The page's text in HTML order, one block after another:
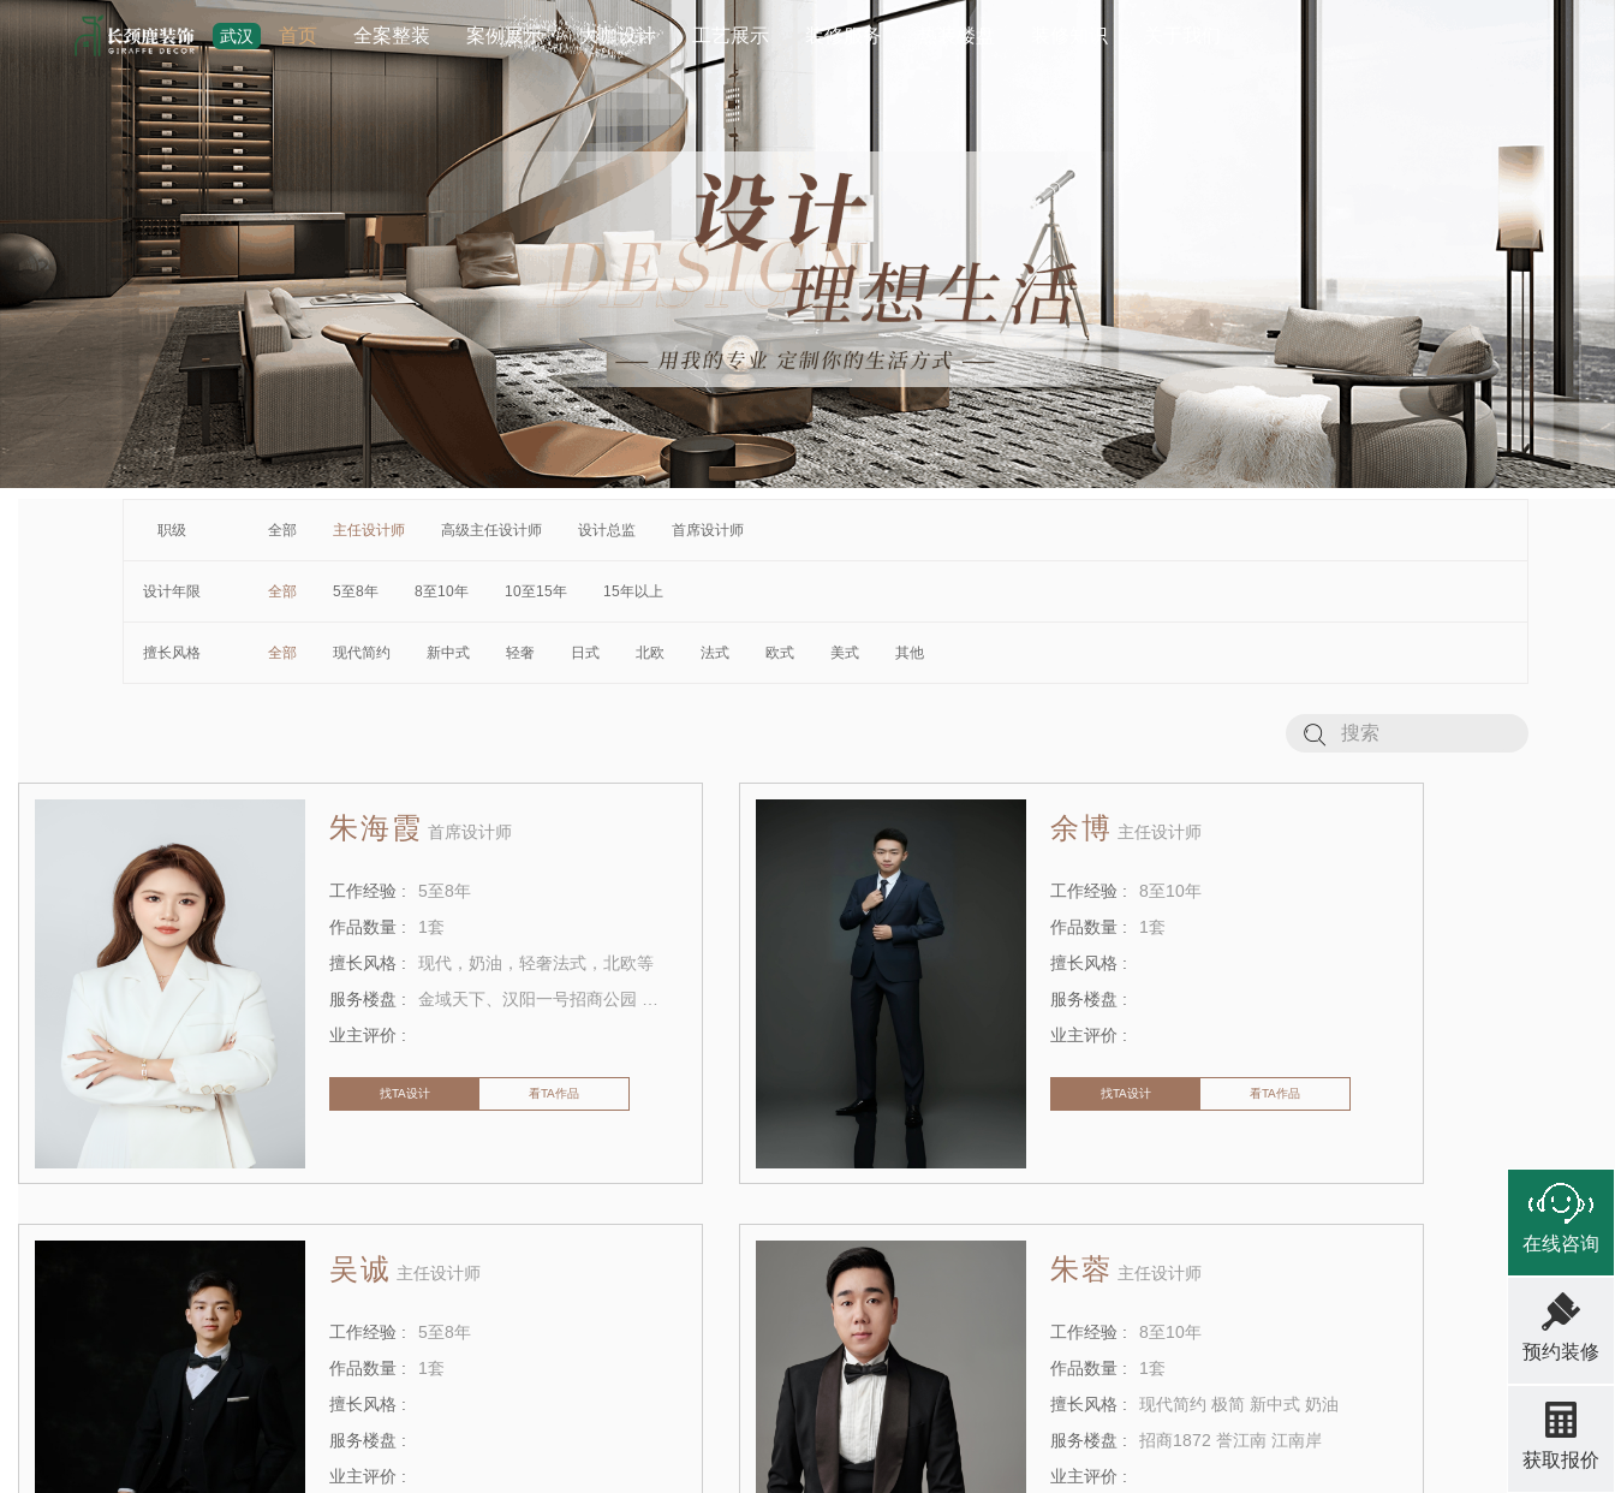
武汉 首页 全案整装 案例展示 大咖设计 工艺展示 装修服务 热装楼盘 装修知识
职级 全部 主任设计师 高级主任设计师 设计总监 首席设计师
设计年限 全部 5至8年 8至10年 10至15年 15年以上
擅长风格 全部 现代简约 新中式 轻奢 日式 北欧 法式 欧式 美式 其他
朱海霞 首席设计师
工作经验 :
5至8年
作品数量 :
1套
擅长风格 :
现代，奶油，轻奢法式，北欧等
服务楼盘 :
业主评价 :
找TA设计 看TA作品
余博 主任设计师
工作经验 :
8至10年
作品数量 :
1套
擅长风格 :
服务楼盘 :
业主评价 :
找TA设计 看TA作品
吴诚 主任设计师
工作经验 :
5至8年
作品数量 :
1套
擅长风格 :
服务楼盘 :
业主评价 :
朱蓉 主任设计师
工作经验 :
8至10年
作品数量 :
1套
擅长风格 :
现代简约 极简 新中式 奶油
服务楼盘 :
招商1872 誉江南 江南岸
业主评价 :
在线咨询
预约装修
获取报价